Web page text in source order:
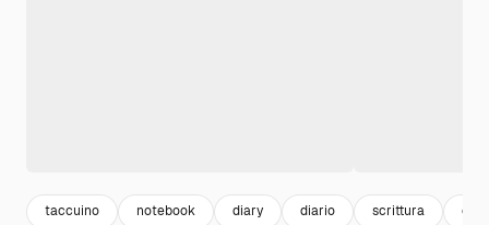
taccuino notebook diary diario scrittura